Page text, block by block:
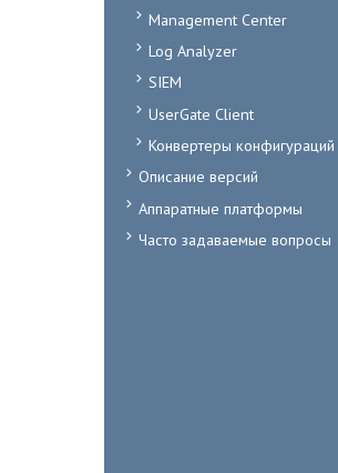
Management Center
Log Analyzer
SIEM
UserGate Client
Конвертеры конфигураций
Описание версий
Аппаратные платформы
Часто задаваемые вопросы